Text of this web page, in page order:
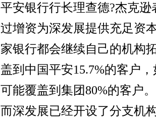
平安银行行长理查德?杰克
过增资为深发展提供充足资
家银行都会继续自己的机构
盖到中国平安15.7%的客户
可能覆盖到集团80%的客户
而深发展已经开设了分支机